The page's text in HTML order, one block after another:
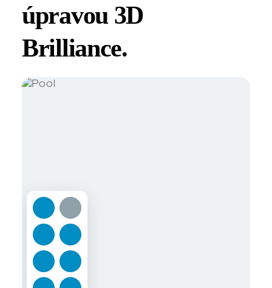
úpravou 3D
Brilliance.